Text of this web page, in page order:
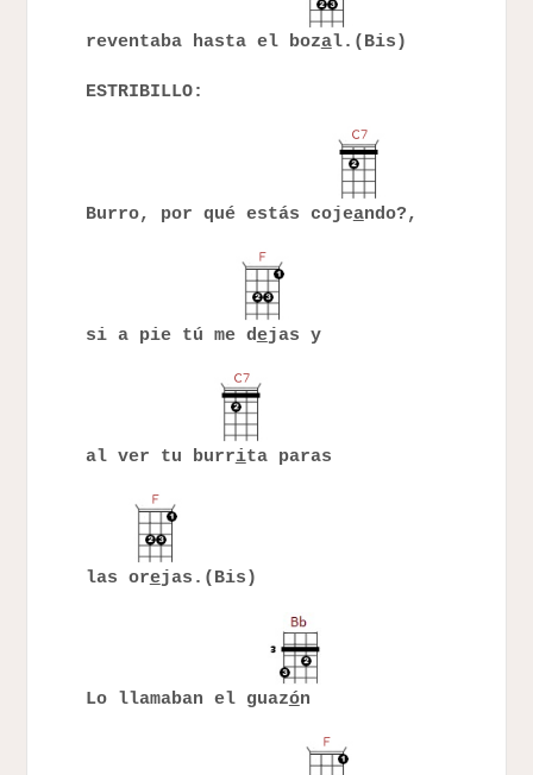
reventaba hasta el bozal.(Bis)
ESTRIBILLO:
Burro, por qué estás cojeando?,
si a pie tú me dejas y
al ver tu burrita paras
las orejas.(Bis)
Lo llamaban el guazón